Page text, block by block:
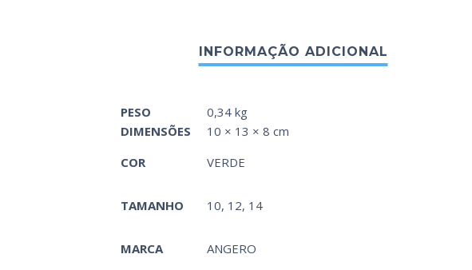
PESO
0,34 kg
DIMENSÕES
10 × 13 × 8 cm
COR
VERDE
TAMANHO 10, 12, 14
MARCA ANGERO